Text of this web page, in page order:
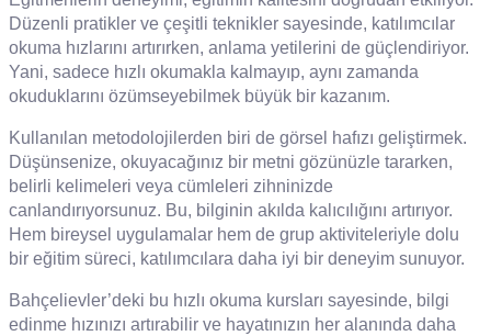
Düzenli pratikler ve çeşitli teknikler sayesinde, katılımcılar
okuma hızlarını artırırken, anlama yetilerini de güçlendiriyor.
Yani, sadece hızlı okumakla kalmayıp, aynı zamanda
okuduklarını özümseyebilmek büyük bir kazanım.
Kullanılan metodolojilerden biri de görsel hafızı geliştirmek.
Düşünsenize, okuyacağınız bir metni gözünüzle tararken,
belirli kelimeleri veya cümleleri zihninizde
canlandırıyorsunuz. Bu, bilginin akılda kalıcılığını artırıyor.
Hem bireysel uygulamalar hem de grup aktiviteleriyle dolu
bir eğitim süreci, katılımcılara daha iyi bir deneyim sunuyor.
Bahçelievler’deki bu hızlı okuma kursları sayesinde, bilgi
edinme hızınızı artırabilir ve hayatınızın her alanında daha